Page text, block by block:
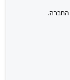
החברה.